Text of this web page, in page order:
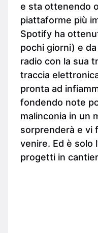
e sta ottenendo
piattaforme più
Spotify ha
pochi giorni) e
radio con la sua
traccia
pronta ad
fondendo note
malinconia in un
sorprenderà e vi
venire. Ed è solo
progetti in